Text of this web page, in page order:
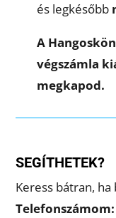
és legkésőbb
A
végszámla
megkapod.
SEGÍTHETEK?
Keress bátran,
Telefonszámom: